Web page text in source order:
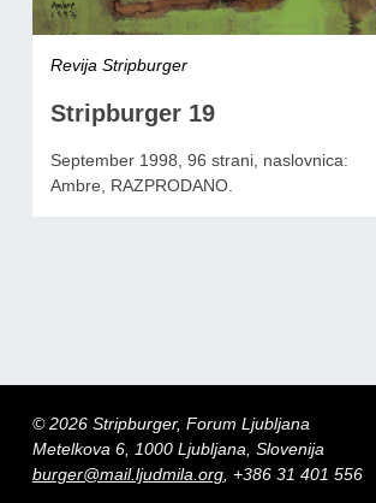
Revija Stripburger
Stripburger 19
September 1998, 96 strani, naslovnica:
Ambre, RAZPRODANO.
© 2026 Stripburger, Forum Ljubljana
Metelkova 6, 1000 Ljubljana, Slovenija
burger@mail.ljudmila.org, +386 31 401 556